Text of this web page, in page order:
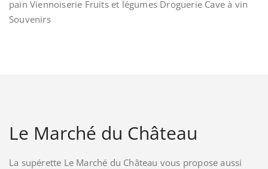
pain Viennoiserie Fruits et légumes Droguerie Cave à vin
Souvenirs
Le Marché du Château
La supérette Le Marché du Château vous propose aussi